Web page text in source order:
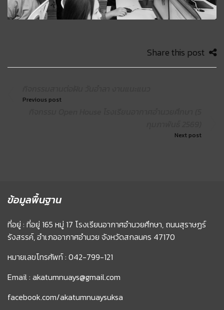
Share this post
Previous post
Next post
ข้อมูลพื้นฐาน
ที่อยู่ : ที่อยู่ 165 หมู่ 17 โรงเรียนอากาศอำนวยศึกษา, ถนนสุราษฏร์
รังสรรค์, อำเภออากาศอำนวย จังหวัดสกลนคร 47170
หมายเลขโทรศัพท์ : 042-799-121
Email : akatumnuays@gmail.com
facebook.com/akatumnuaysuksa